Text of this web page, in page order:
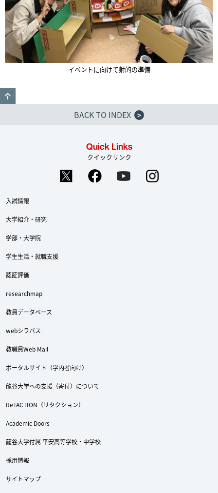
イベントに向けて射的の準備
BACK TO INDEX
>
Quick Links
クイックリンク
入試情報
大学紹介・研究
学部・大学院
学生生活・就職支援
認証評価
researchmap
教員データベース
webシラバス
教職員Web Mail
ポータルサイト（学内者向け）
龍谷大学への支援（寄付）について
ReTACTION（リタクション）
Academic Doors
龍谷大学付属 平安高等学校・中学校
採用情報
サイトマップ